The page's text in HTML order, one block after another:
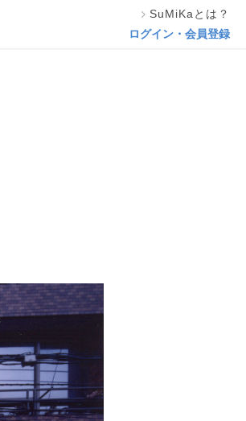
SuMiKaとは？
ログイン・会員登録